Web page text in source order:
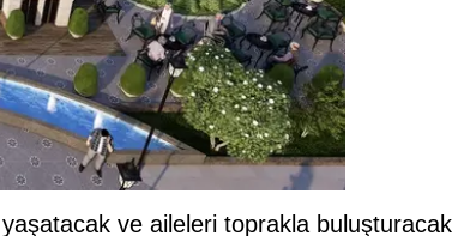
ve aileleri toprakla buluşturacak